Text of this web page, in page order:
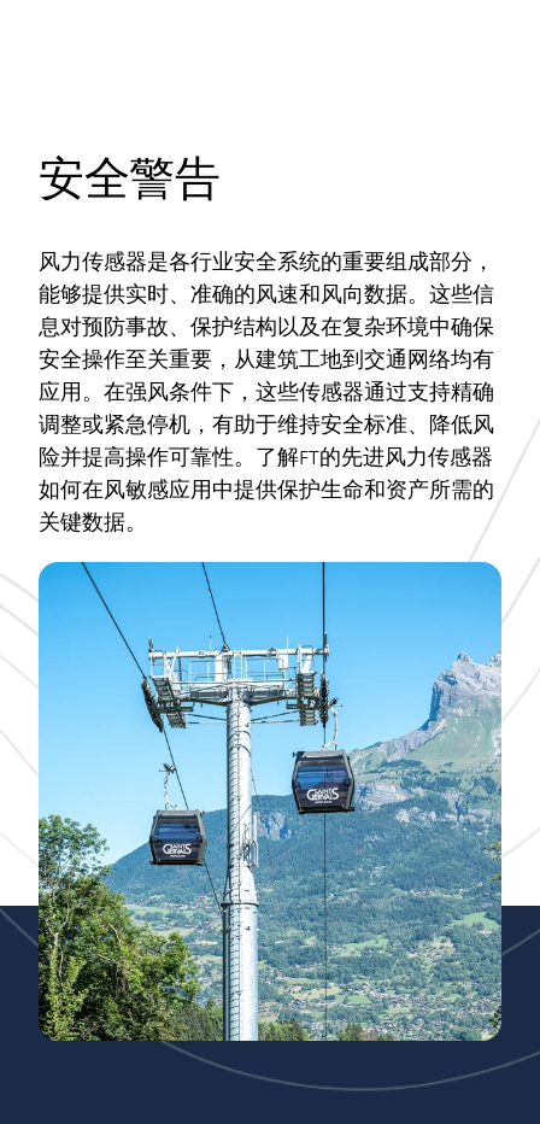
安全警告
风力传感器是各行业安全系统的重要组成部分，
能够提供实时、准确的风速和风向数据。这些信
息对预防事故、保护结构以及在复杂环境中确保
安全操作至关重要，从建筑工地到交通网络均有
应用。在强风条件下，这些传感器通过支持精确
调整或紧急停机，有助于维持安全标准、降低风
险并提高操作可靠性。了解FT的先进风力传感器
如何在风敏感应用中提供保护生命和资产所需的
关键数据。